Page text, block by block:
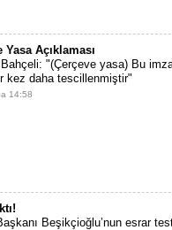
Açıklaması
"(Çerçeve yasa) Bu
kez daha tescillenmiştir"
14:58
Beşikçioğlu’nun esrar